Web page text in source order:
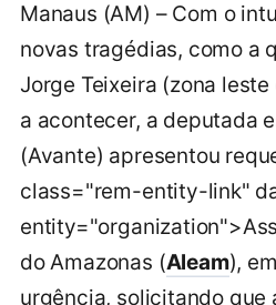
Manaus (AM) – Com o
novas tragédias, como a
Jorge Teixeira (zona
a acontecer, a deputada
(Avante) apresentou
class="rem-entity-link"
do Amazonas (Aleam),
urgência, solicitando que